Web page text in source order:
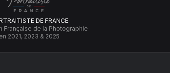
DE FRANCE
Française de la Photographie
en 2021, 2023 & 2025